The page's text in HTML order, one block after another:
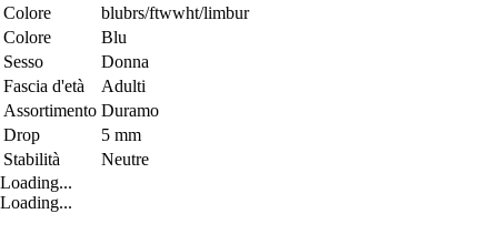
Colore
blubrs/ftwwht/limbur
Colore
Blu
Sesso
Donna
Fascia d'età
Adulti
Assortimento Duramo
Drop
5 mm
Stabilità
Neutre
Loading...
Loading...